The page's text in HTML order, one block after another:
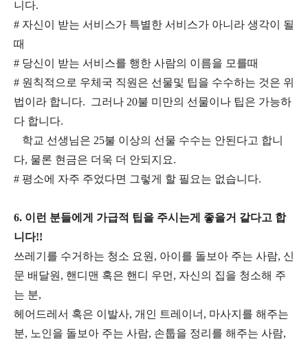
니다.
# 자신이 받는 서비스가 특별한 서비스가 아니라 생각이 될
때
# 당신이 받는 서비스를 행한 사람의 이름을 모를때
# 원칙적으로 우체국 직원은 선물및 팁을 수수하는 것은 위
법이라 합니다. 그러나 20불 미만의 선물이나 팁은 가능하
다 합니다.
학교 선생님은 25불 이상의 선물 수수는 안된다고 합니
다, 물론 현금은 더욱 더 안되지요.
# 평소에 자주 주었다면 그렇게 할 필요는 없습니다.
6. 이런 분들에게 가급적 팁을 주시는게 좋을거 같다고 합
니다!!
쓰레기를 수거하는 청소 요원, 아이를 돌보아 주는 사람, 신
문 배달원, 핸디맨 혹은 핸디 우먼, 자신의 집을 청소해 주
는 분,
헤어드레서 혹은 이발사, 개인 트레이너, 마사지를 해주는
분, 노인을 돌보아 주는 사람, 손툽을 정리를 해주는 사람,